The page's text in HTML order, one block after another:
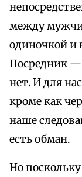
между
одиночкой и
Посредник —
нет. И для
кроме как
наше
есть обман.
Но